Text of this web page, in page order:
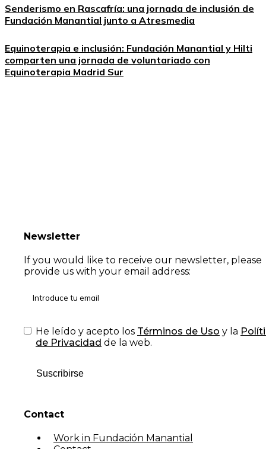
Senderismo en Rascafría: una jornada de inclusión de
Fundación Manantial junto a Atresmedia
Equinoterapia e inclusión: Fundación Manantial y Hilti
comparten una jornada de voluntariado con
Equinoterapia Madrid Sur
Newsletter
If you would like to receive our newsletter, please
provide us with your email address:
He leído y acepto los Términos de Uso y la
de Privacidad de la web.
Suscribirse
Contact
Work in Fundación Manantial